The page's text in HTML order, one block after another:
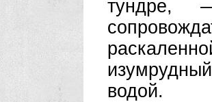
тундре,
водой.